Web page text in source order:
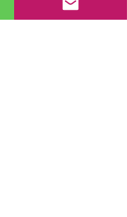
температуре.